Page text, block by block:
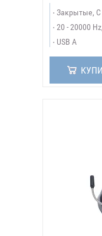
Закрытые,
20 - 20000
USB A